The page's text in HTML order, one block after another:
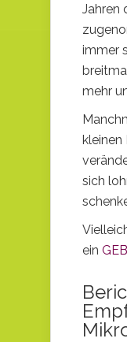
Jahren
immer
mehr
kleinen
sich
ein